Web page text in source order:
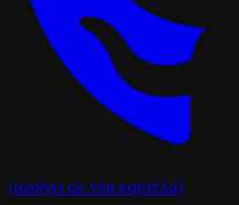
(ανοίγει σε νέα καρτέλα)